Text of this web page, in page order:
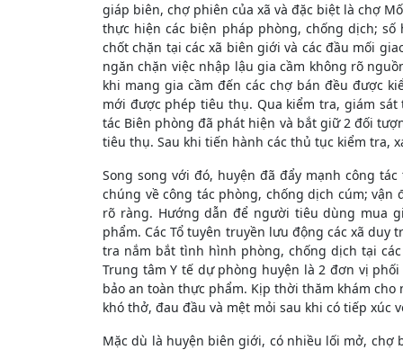
giáp biên, chợ phiên của xã và đặc biệt là chợ
thực hiện các biện pháp phòng, chống dịch; số
chốt chặn tại các xã biên giới và các đầu mối
ngăn chặn việc nhập lậu gia cầm không rõ
khi mang gia cầm đến các chợ bán đều được
mới được phép tiêu thụ. Qua kiểm tra, giám sát
tác Biên phòng đã phát hiện và bắt giữ 2 đối
tiêu thụ. Sau khi tiến hành các thủ tục kiểm tra,
Song song với đó, huyện đã đẩy mạnh công
chúng về công tác phòng, chống dịch cúm;
rõ ràng. Hướng dẫn để người tiêu dùng mua
phẩm. Các Tổ tuyên truyền lưu động các xã
tra nắm bắt tình hình phòng, chống dịch tại
Trung tâm Y tế dự phòng huyện là 2 đơn vị
bảo an toàn thực phẩm. Kịp thời thăm khám
khó thở, đau đầu và mệt mỏi sau khi có tiếp xúc
Mặc dù là huyện biên giới, có nhiều lối mở,